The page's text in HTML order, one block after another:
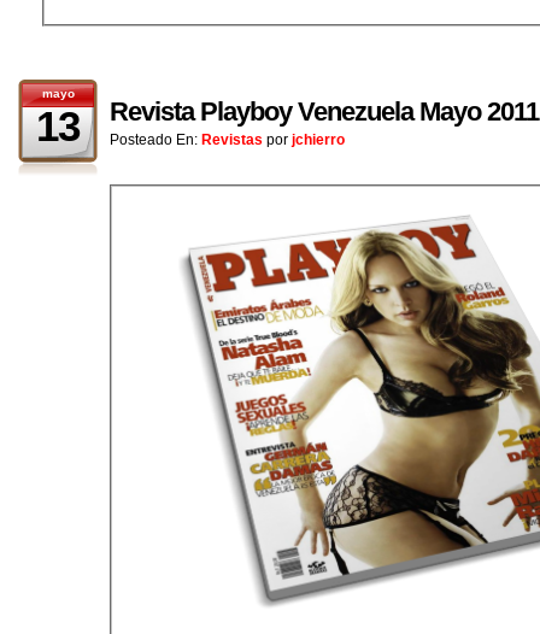
mayo
13 Revista Playboy Venezuela Mayo 2011
Posteado En: Revistas por jchierro